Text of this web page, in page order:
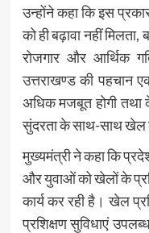
उन्होंने कहा कि इस
को ही बढ़ावा नहीं
रोजगार और आर्थिक
उत्तराखण्ड की पहचान
अधिक मजबूत होगी तथा
सुंदरता के साथ-साथ खेल
मुख्यमंत्री ने कहा कि
और युवाओं को खेलों के
कार्य कर रही है। खेल
प्रशिक्षण सुविधाएं